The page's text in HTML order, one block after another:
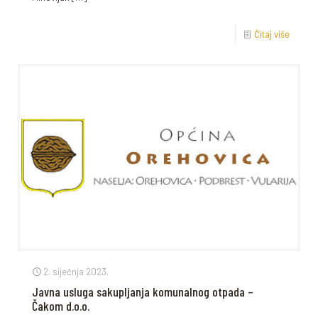
Čitaj više
2. siječnja 2023.
Javna usluga sakupljanja komunalnog otpada –
Čakom d.o.o.